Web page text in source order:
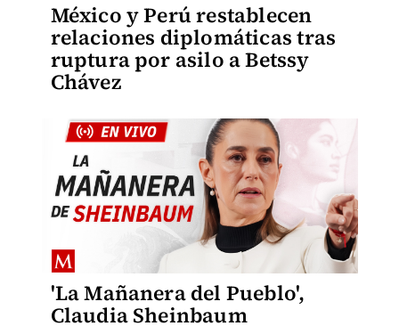
México y Perú restablecen
relaciones diplomáticas tras
ruptura por asilo a Betssy
Chávez
'La Mañanera del Pueblo',
Claudia Sheinbaum